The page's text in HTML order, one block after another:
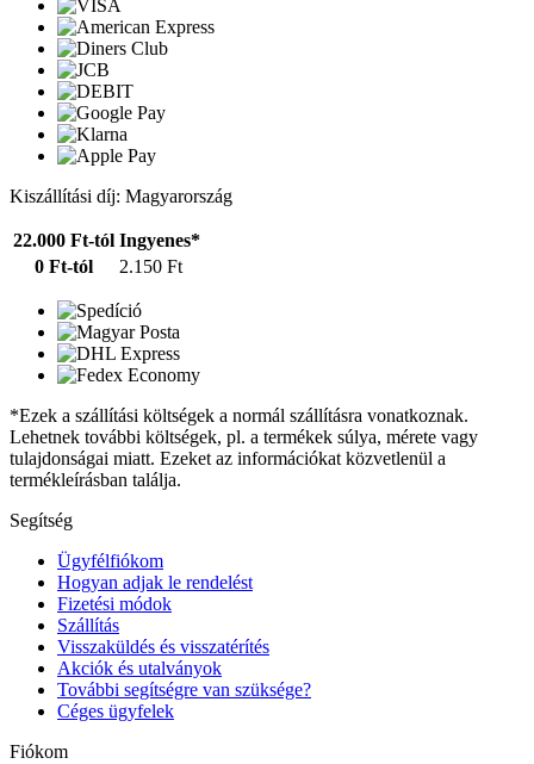
Kiszállítási díj: Magyarország
22.000 Ft-tól Ingyenes*
0 Ft-tól
2.150 Ft
*Ezek a szállítási költségek a normál szállításra vonatkoznak.
Lehetnek további költségek, pl. a termékek súlya, mérete vagy
tulajdonságai miatt. Ezeket az információkat közvetlenül a
termékleírásban találja.
Segítség
Ügyfélfiókom
Hogyan adjak le rendelést
Fizetési módok
Szállítás
Visszaküldés és visszatérítés
Akciók és utalványok
További segítségre van szüksége?
Céges ügyfelek
Fiókom